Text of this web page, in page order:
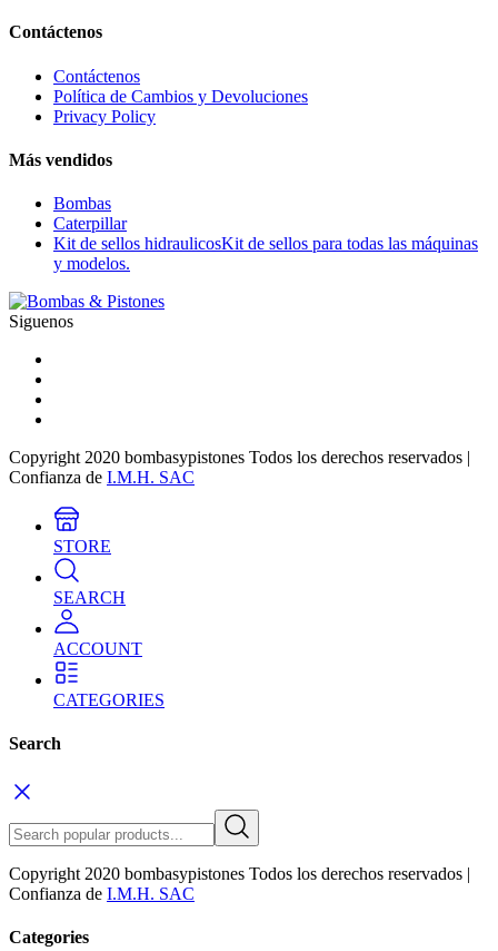
Contáctenos
Contáctenos
Política de Cambios y Devoluciones
Privacy Policy
Más vendidos
Bombas
Caterpillar
Kit de sellos hidraulicosKit de sellos para todas las máquinas
y modelos.
Siguenos
Copyright 2020 bombasypistones Todos los derechos reservados |
Confianza de I.M.H. SAC
STORE
SEARCH
ACCOUNT
CATEGORIES
Search
Copyright 2020 bombasypistones Todos los derechos reservados |
Confianza de I.M.H. SAC
Categories